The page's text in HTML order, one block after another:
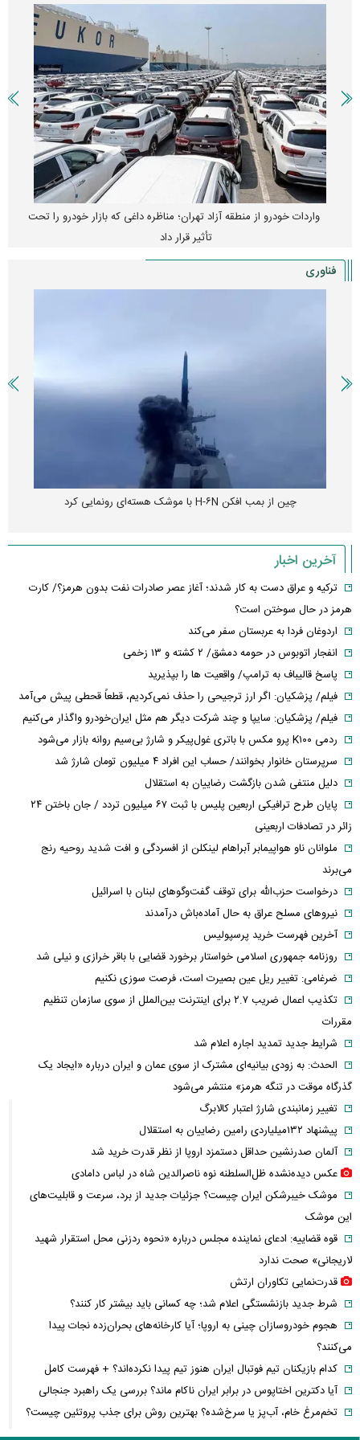
واردات خودرو از منطقه آزاد تهران؛ مناظره داغی که بازار خودرو را تحت
تأثیر قرار داد
فناوری
چین از بمب افکن H-۶N با موشک هسته‌ای رونمایی کرد
آخرین اخبار
ترکیه و عراق دست به کار شدند؛ آغاز عصر صادرات نفت بدون هرمز؟/ کارت
هرمز در حال سوختن است؟
اردوغان فردا به عربستان سفر می‌کند
انفجار اتوبوس در حومه دمشق/ ۲ کشته و ۱۳ زخمی
پاسخ قالیباف به ترامپ/ واقعیت ها را بپذیرید
فیلم/ پزشکیان: اگر ارز ترجیحی را حذف نمی‌کردیم، قطعاً قحطی پیش می‌آمد
فیلم/ پزشکیان: سایپا و چند شرکت دیگر هم مثل ایران‌خودرو واگذار می‌کنیم
ردمی K۱۰۰ پرو مکس با باتری غول‌پیکر و شارژ بی‌سیم روانه بازار می‌شود
سرپرستان خانوار بخوانند/ حساب این افراد ۴ میلیون تومان شارژ شد
دلیل منتفی شدن بازگشت رضاییان به استقلال
پایان طرح ترافیکی اربعین پلیس با ثبت ۶۷ میلیون تردد / جان باختن ۲۴
زائر در تصادفات اربعینی
ملوانان ناو هواپیمابر آبراهام لینکلن از افسردگی و افت شدید روحیه رنج
می‌برند
درخواست حزب‌الله برای توقف گفت‌وگوهای لبنان با اسرائیل
نیروهای مسلح عراق به حال آماده‌باش درآمدند
آخرین فهرست خرید پرسپولیس
روزنامه جمهوری اسلامی خواستار برخورد قضایی با باقر خرازی و نیلی شد
ضرغامی: تغییر ریل عین بصیرت است، فرصت سوزی نکنیم
تکذیب اعمال ضریب ۲.۷ برای اینترنت بین‌الملل از سوی سازمان تنظیم
مقررات
شرایط جدید تمدید اجاره اعلام شد
الحدث: به زودی بیانیه‌ای مشترک از سوی عمان و ایران درباره «ایجاد یک
گذرگاه موقت در تنگه هرمز» منتشر می‌شود
تغییر زمانبندی‌ شارژ اعتبار کالابرگ
پیشنهاد ۱۳۲میلیاردی رامین رضاییان به استقلال
آلمان صدرنشین حداقل دستمزد اروپا از نظر قدرت خرید شد
عکس دیده‌نشده ظل‌السلطنه نوه ناصرالدین شاه در لباس دامادی
موشک خیبرشکن ایران چیست؟ جزئیات جدید از برد، سرعت و قابلیت‌های
این موشک
قوه قضاییه: ادعای نماینده مجلس درباره «نحوه ردزنی محل استقرار شهید
لاریجانی» صحت ندارد
قدرت‌نمایی تکاوران ارتش
شرط جدید بازنشستگی اعلام شد؛ چه کسانی باید بیشتر کار کنند؟
هجوم خودروسازان چینی به اروپا؛ آیا کارخانه‌های بحران‌زده نجات پیدا
می‌کنند؟
کدام بازیکنان تیم فوتبال ایران هنوز تیم پیدا نکرده‌اند؟ + فهرست کامل
آیا دکترین اختاپوس در برابر ایران ناکام ماند؟ بررسی یک راهبرد جنجالی
تخم‌مرغ خام، آب‌پز یا سرخ‌شده؟ بهترین روش برای جذب پروتئین چیست؟
پشت پرده خودکفایی دارویی؛ چرا واردات همچنان حرف اول را می‌زند؟